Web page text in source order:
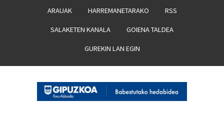
ARAUAK HARREMANETARAKO RSS
SALAKETEN KANALA GOIENA TALDEA
GUREKIN LAN EGIN